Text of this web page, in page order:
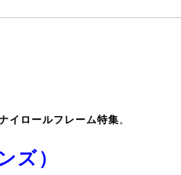
イロールフレーム特集。
ズ）